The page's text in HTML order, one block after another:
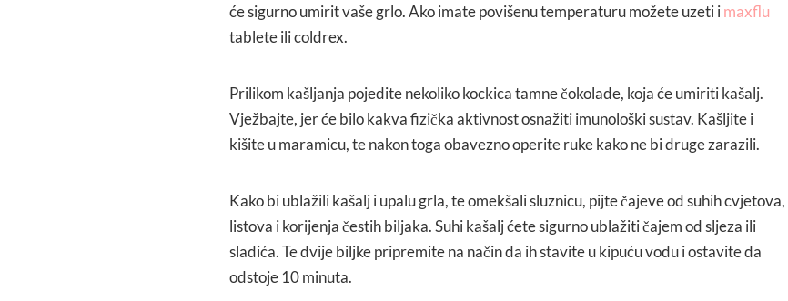
će sigurno umirit vaše grlo. Ako imate povišenu temperaturu možete uzeti imaxflu
tablete ili coldrex.
Prilikom kašljanja pojedite nekoliko kockica tamne čokolade, koja će umiriti kašalj.
Vježbajte, jer će bilo kakva fizička aktivnost osnažiti imunološki sustav. Kašljite i
kišite u maramicu, te nakon toga obavezno operite ruke kako ne bi druge zarazili.
Kako bi ublažili kašalj i upalu grla, te omekšali sluznicu, pijte čajeve od suhih cvjetova,
listova i korijenja čestih biljaka. Suhi kašalj ćete sigurno ublažiti čajem od sljeza ili
sladića. Te dvije biljke pripremite na način da ih stavite u kipuću vodu i ostavite da
odstoje 10 minuta.